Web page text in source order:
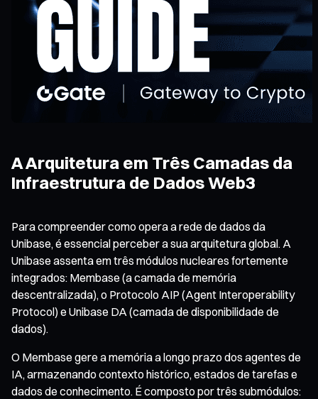
A Arquitetura em Três Camadas da
Infraestrutura de Dados Web3
Para compreender como opera a rede de dados da
Unibase, é essencial perceber a sua arquitetura global. A
Unibase assenta em três módulos nucleares fortemente
integrados: Membase (a camada de memória
descentralizada), o Protocolo AIP (Agent Interoperability
Protocol) e Unibase DA (camada de disponibilidade de
dados).
O Membase gere a memória a longo prazo dos agentes de
IA, armazenando contexto histórico, estados de tarefas e
dados de conhecimento. É composto por três submódulos: